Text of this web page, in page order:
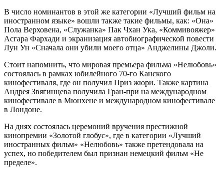
В число номинантов в этой же категории «Лучший фильм на
иностранном языке» вошли также такие фильмы, как: «Она»
Пола Верховена, «Служанка» Пак Чхан Ука, «Коммивояжер»
Асгара Фархади и экранизация автобиографической повести
Лун Ун «Сначала они убили моего отца» Анджелины Джоли.
Стоит напомнить, что мировая премьера фильма «Нелюбовь»
состоялась в рамках юбилейного 70-го Канского
кинофестиваля, где он получил Приз жюри. Также картина
Андрея Звягинцева получила Гран-при на международном
кинофестивале в Мюнхене и международном кинофестивале
в Лондоне.
На днях состоялась церемоний вручения престижной
кинопремии «Золотой глобус», где в категории «Лучший
иностранных фильм» «Нелюбовь» также претендовала на
успех, но победителем был признан немецкий фильм «Не
пределе».